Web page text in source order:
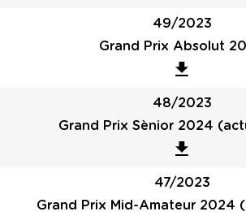
49/2023
Grand Prix Absolut
48/2023
Grand Prix Sènior 2024
47/2023
Grand Prix Mid-Amateur 2024